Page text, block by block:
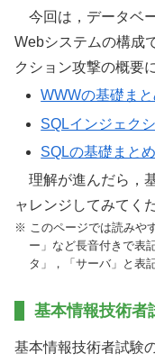
今回は，データベ
Webシステムの構成
クション攻撃の概要
WWWの基礎まと
SQLインジェク
SQLの基礎まとめ
理解が進んだら，
ャレンジしてみてく
※ このページでは読みや
ー」など長音付きで表
タ」，「サーバ」と表
基本情報技術者
基本情報技術者試験